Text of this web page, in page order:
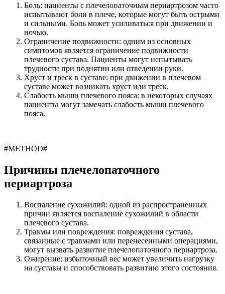
Боль: пациенты с плечелопаточным периартрозом часто
испытывают боли в плече, которые могут быть острыми
и сильными. Боль может усиливаться при движении и
ночью.
Ограничение подвижности: одним из основных
симптомов является ограничение подвижности
плечевого сустава. Пациенты могут испытывать
трудности при поднятии или отведении руки.
Хруст и треск в суставе: при движении в плечевом
суставе может возникать хруст или треск.
Слабость мышц плечевого пояса: в некоторых случаях
пациенты могут замечать слабость мышц плечевого
пояса.
#METHOD#
Причины плечелопаточного
периартроза
Воспаление сухожилий: одной из распространенных
причин является воспаление сухожилий в области
плечевого сустава.
Травмы или повреждения: повреждения сустава,
связанные с травмами или перенесенными операциями,
могут вызвать развитие плечелопаточного периартроза.
Ожирение: избыточный вес может увеличить нагрузку
на суставы и способствовать развитию этого состояния.